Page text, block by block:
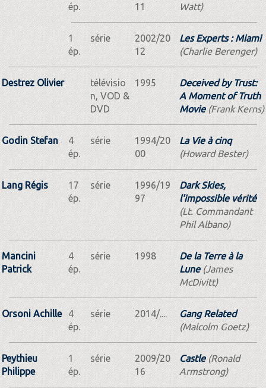
ép.
11
Watt)
1
ép.
série
2002/20
12
Les Experts : Miami
(Charlie Berenger)
Destrez Olivier
télévisio
n, VOD &
DVD
1995
Deceived by Trust:
A Moment of Truth
Movie(Frank Kerns)
Godin Stefan
4
ép.
série
1994/20
00
La Vie à cinq
(Howard Bester)
Lang Régis
17
ép.
série
1996/19
97
Dark Skies,
l'impossible vérité
(Lt. Commandant
Phil Albano)
Mancini
Patrick
4
ép.
série 1998
De la Terre à la
Lune(James
McDivitt)
Orsoni Achille
4
ép.
série 2014/....
Gang Related
(Malcolm Goetz)
Peythieu
Philippe
1
ép.
série
2009/20
16
Castle(Ronald
Armstrong)